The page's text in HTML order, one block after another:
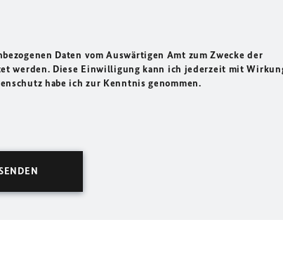
Daten vom Auswärtigen Amt zum Zwecke der
werden. Diese Einwilligung kann ich jederzeit mit
habe ich zur Kenntnis genommen.